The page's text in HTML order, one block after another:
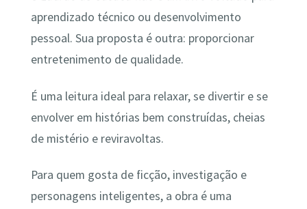
aprendizado técnico ou desenvolvimento
pessoal. Sua proposta é outra: proporcionar
entretenimento de qualidade.
É uma leitura ideal para relaxar, se divertir e se
envolver em histórias bem construídas, cheias
de mistério e reviravoltas.
Para quem gosta de ficção, investigação e
personagens inteligentes, a obra é uma